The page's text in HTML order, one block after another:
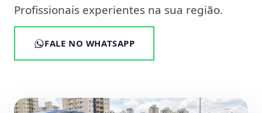
Profissionais experientes na sua região.
FALE NO WHATSAPP